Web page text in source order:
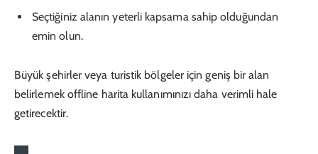
Seçtiğiniz alanın yeterli kapsama sahip olduğundan
emin olun.
Büyük şehirler veya turistik bölgeler için geniş bir alan
belirlemek offline harita kullanımınızı daha verimli hale
getirecektir.